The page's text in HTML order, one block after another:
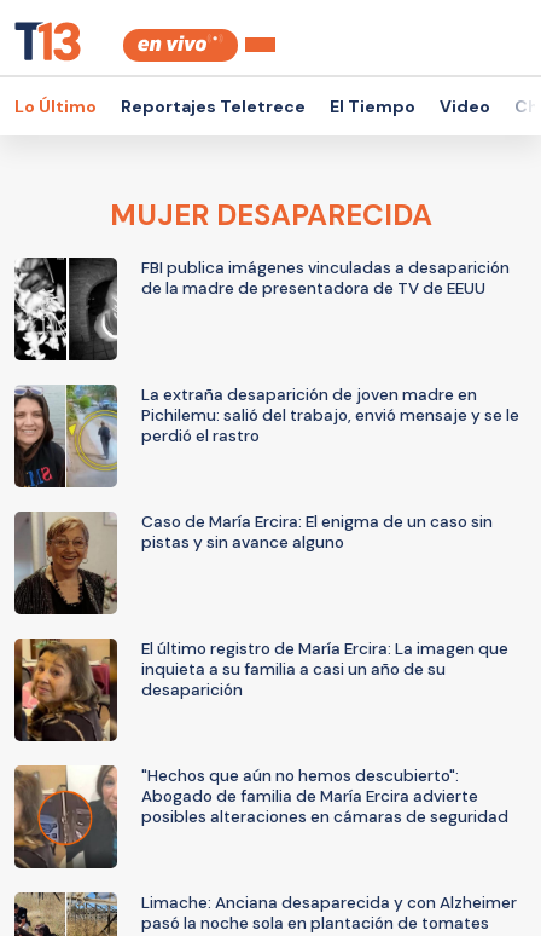
Lo Último Reportajes Teletrece El Tiempo Video
MUJER DESAPARECIDA
FBI publica imágenes vinculadas a desaparición
de la madre de presentadora de TV de EEUU
La extraña desaparición de joven madre en
Pichilemu: salió del trabajo, envió mensaje y se le
perdió el rastro
Caso de María Ercira: El enigma de un caso sin
pistas y sin avance alguno
El último registro de María Ercira: La imagen que
inquieta a su familia a casi un año de su
desaparición
"Hechos que aún no hemos descubierto":
Abogado de familia de María Ercira advierte
posibles alteraciones en cámaras de seguridad
Limache: Anciana desaparecida y con Alzheimer
pasó la noche sola en plantación de tomates